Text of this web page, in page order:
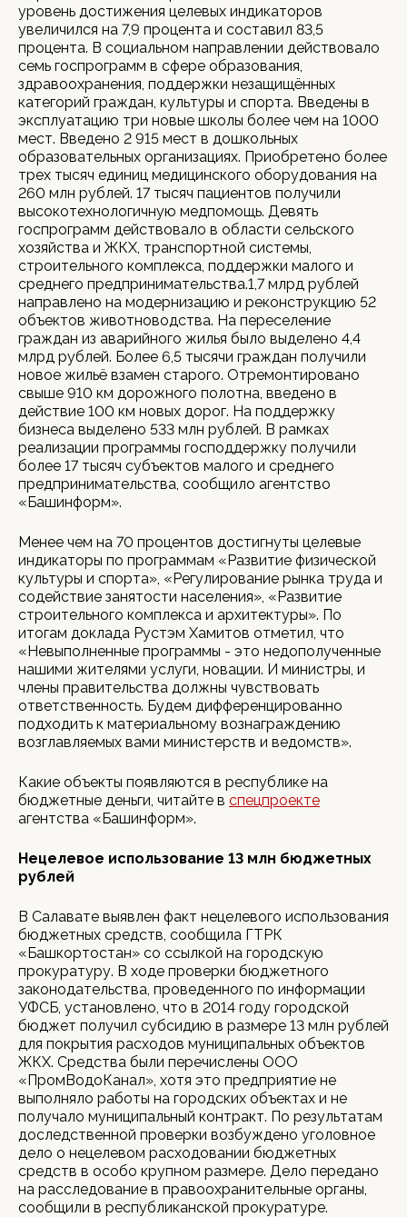
уровень достижения целевых индикаторов
увеличился на 7,9 процента и составил 83,5
процента. В социальном направлении действовало
семь госпрограмм в сфере образования,
здравоохранения, поддержки незащищённых
категорий граждан, культуры и спорта. Введены в
эксплуатацию три новые школы более чем на 1000
мест. Введено 2 915 мест в дошкольных
образовательных организациях. Приобретено более
трех тысяч единиц медицинского оборудования на
260 млн рублей. 17 тысяч пациентов получили
высокотехнологичную медпомощь. Девять
госпрограмм действовало в области сельского
хозяйства и ЖКХ, транспортной системы,
строительного комплекса, поддержки малого и
среднего предпринимательства.1,7 млрд рублей
направлено на модернизацию и реконструкцию 52
объектов животноводства. На переселение
граждан из аварийного жилья было выделено 4,4
млрд рублей. Более 6,5 тысячи граждан получили
новое жильё взамен старого. Отремонтировано
свыше 910 км дорожного полотна, введено в
действие 100 км новых дорог. На поддержку
бизнеса выделено 533 млн рублей. В рамках
реализации программы господдержку получили
более 17 тысяч субъектов малого и среднего
предпринимательства, сообщило агентство
«Башинформ».
Менее чем на 70 процентов достигнуты целевые
индикаторы по программам «Развитие физической
культуры и спорта», «Регулирование рынка труда и
содействие занятости населения», «Развитие
строительного комплекса и архитектуры». По
итогам доклада Рустэм Хамитов отметил, что
«Невыполненные программы - это недополученные
нашими жителями услуги, новации. И министры, и
члены правительства должны чувствовать
ответственность. Будем дифференцированно
подходить к материальному вознаграждению
возглавляемых вами министерств и ведомств».
Какие объекты появляются в республике на
бюджетные деньги, читайте в спецпроекте
агентства «Башинформ».
Нецелевое использование 13 млн бюджетных
рублей
В Салавате выявлен факт нецелевого использования
бюджетных средств, сообщила ГТРК
«Башкортостан» со ссылкой на городскую
прокуратуру. В ходе проверки бюджетного
законодательства, проведенного по информации
УФСБ, установлено, что в 2014 году городской
бюджет получил субсидию в размере 13 млн рублей
для покрытия расходов муниципальных объектов
ЖКХ. Средства были перечислены ООО
«ПромВодоКанал», хотя это предприятие не
выполняло работы на городских объектах и не
получало муниципальный контракт. По результатам
доследственной проверки возбуждено уголовное
дело о нецелевом расходовании бюджетных
средств в особо крупном размере. Дело передано
на расследование в правоохранительные органы,
сообщили в республиканской прокуратуре.